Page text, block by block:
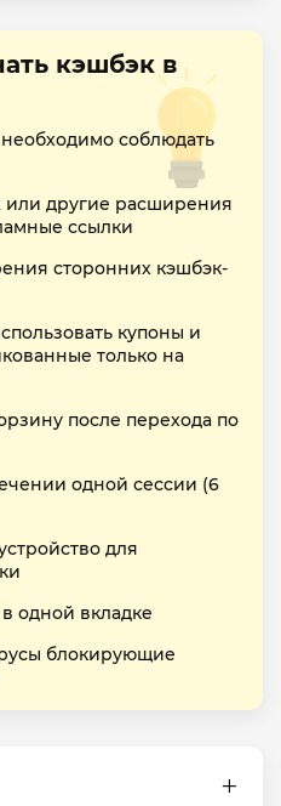
кэшбэк в
соблюдать
другие расширения
ссылки
сторонних кэшбэк-
купоны и
только на
после перехода по
одной сессии (6
для
одной вкладке
блокирующие